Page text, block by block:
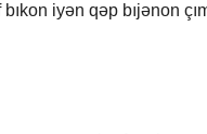
iyən qəp bıjənon